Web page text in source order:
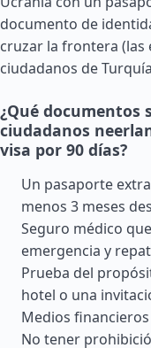
documento de
cruzar la frontera (las
ciudadanos deTurquía
¿Qué documentos
ciudadanos
visa por 90 días?
Un pasaporte
menos 3 meses
Seguro médico
emergencia y
Prueba del
hotel o una
Medios
No tener